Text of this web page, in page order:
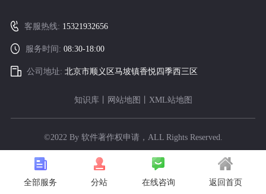
客服热线: 15321932656
服务时间: 08:30-18:00
公司地址:北京市顺义区马坡镇香悦四季西三区
知识库丨 网站地图 XML站地图
©2022 By 软件著作权申请，ALL Rights Reserved.
全部服务 分站 在线咨询 返回首页